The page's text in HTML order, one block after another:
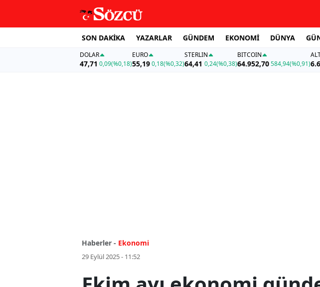
SON DAKİKA YAZARLAR GÜNDEM EKONOMİ DÜNYA
DOLAR
47,71 0,09(%0,18)
EURO
55,19 0,18(%0,32)
STERLIN
64,41 0,24(%0,38)
BITCOIN
64.952,70584,94(%0,91)
Haberler - Ekonomi
29 Eylül 2025 - 11:52